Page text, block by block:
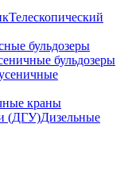
Телескопический
бульдозеры
бульдозеры
краны
Дизельные